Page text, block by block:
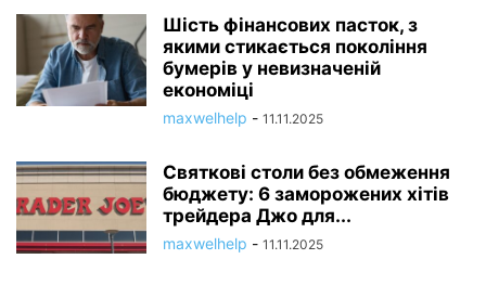
Шість фінансових пасток, з
якими стикається покоління
бумерів у невизначеній
економіці
maxwelhelp - 11.11.2025
Святкові столи без обмеження
бюджету: 6 заморожених хітів
трейдера Джо для...
maxwelhelp - 11.11.2025